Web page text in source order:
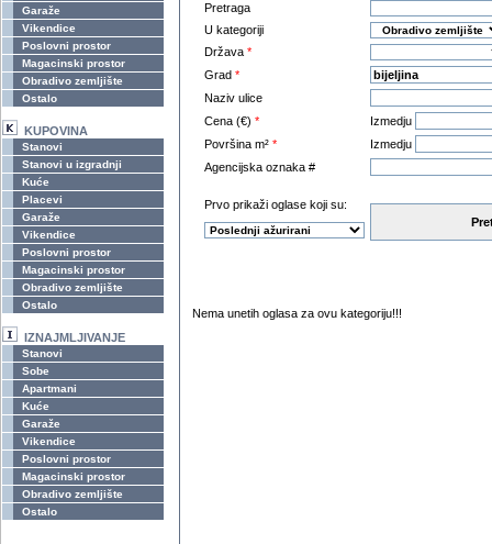
Garaže
Vikendice
Poslovni prostor
Magacinski prostor
Obradivo zemljište
Ostalo
KUPOVINA
Stanovi
Stanovi u izgradnji
Kuće
Placevi
Garaže
Vikendice
Poslovni prostor
Magacinski prostor
Obradivo zemljište
Ostalo
IZNAJMLJIVANJE
Stanovi
Sobe
Apartmani
Kuće
Garaže
Vikendice
Poslovni prostor
Magacinski prostor
Obradivo zemljište
Ostalo
Pretraga
U kategoriji
Država *
Grad *
Naziv ulice
Cena (€) *
Izmedju
Površina m² *
Izmedju
Agencijska oznaka #
Prvo prikaži oglase koji su:
Nema unetih oglasa za ovu kategoriju!!!